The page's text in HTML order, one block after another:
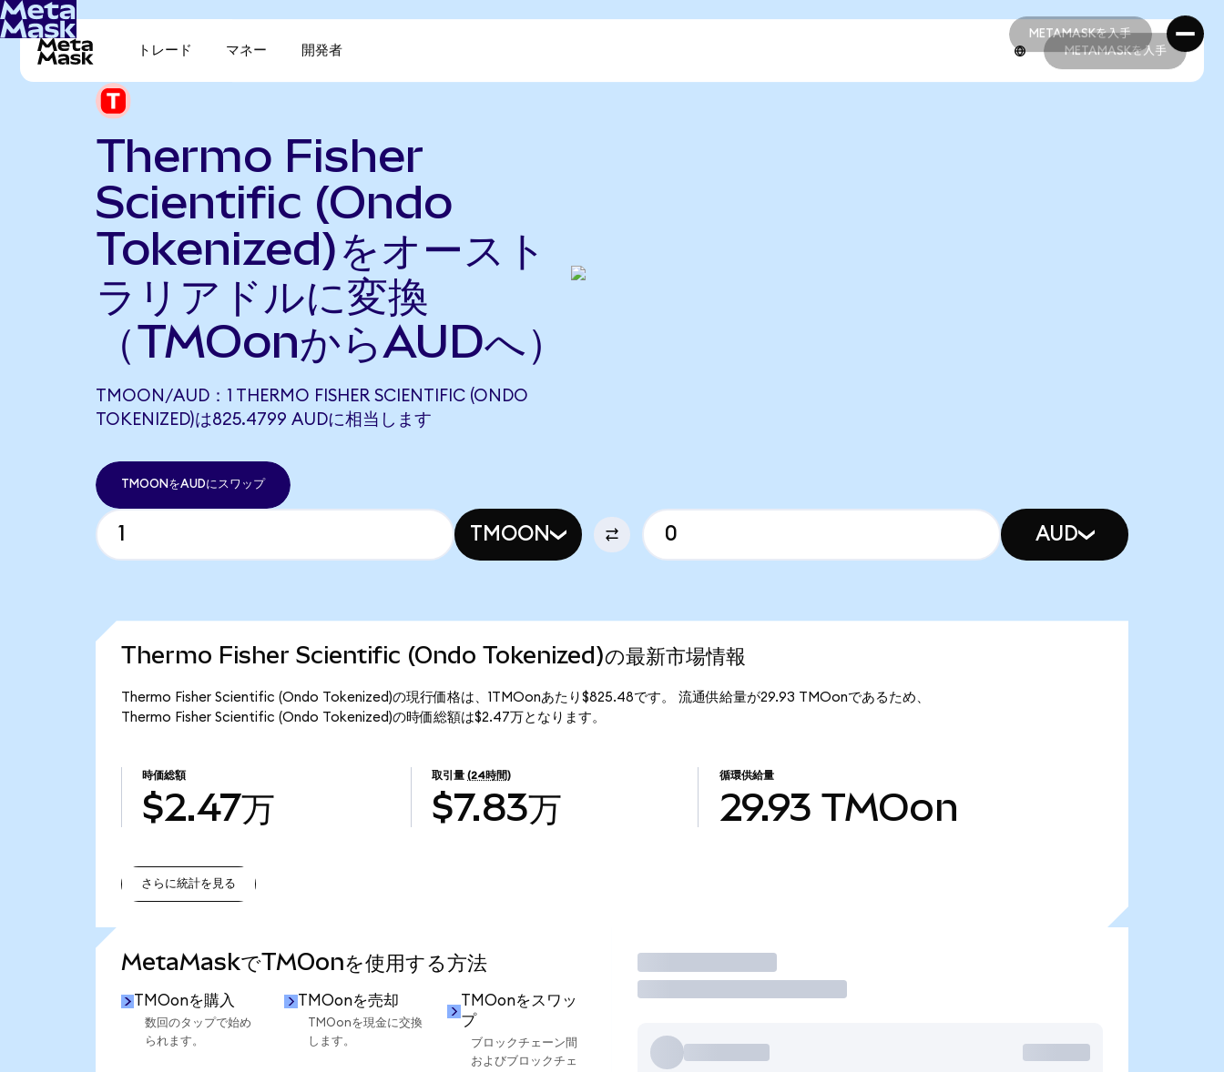
METAMASKを入手
METAMASKを入手
トレード マネー 開発者 METAMASKを入手
Thermo Fisher
Scientific (Ondo
Tokenized)をオースト
ラリアドルに変換
（TMOonからAUDへ）
TMOON/AUD：1 THERMO FISHER SCIENTIFIC (ONDO
TOKENIZED)は825.4799 AUDに相当します
TMOONをAUDにスワップ
TMOON AUD
Thermo Fisher Scientific (Ondo Tokenized)の最新市場情報
Thermo Fisher Scientific (Ondo Tokenized)の現行価格は、1TMOonあたり$825.48です。 流通供給量が29.93 TMOonであるため、
Thermo Fisher Scientific (Ondo Tokenized)の時価総額は$2.47万となります。
時価総額
$2.47万
取引量 (24時間)
$7.83万
循環供給量
29.93 TMOon
さらに統計を見る
MetaMaskでTMOonを使用する方法
TMOonを購入
数回のタップで始め
られます。
TMOonを売却
TMOonを現金に交換
します。
TMOonをスワッ
プ
ブロックチェーン間
およびブロックチェ
取引